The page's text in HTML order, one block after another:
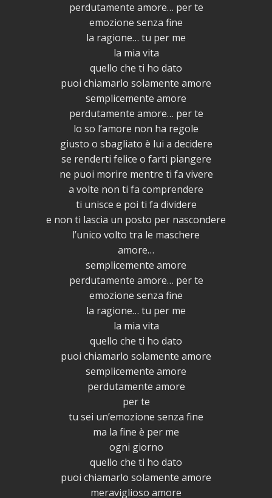
perdutamente amore… per te
emozione senza fine
la ragione… tu per me
la mia vita
quello che ti ho dato
puoi chiamarlo solamente amore
semplicemente amore
perdutamente amore… per te
lo so l’amore non ha regole
giusto o sbagliato è lui a decidere
se renderti felice o farti piangere
ne puoi morire mentre ti fa vivere
a volte non ti fa comprendere
ti unisce e poi ti fa dividere
e non ti lascia un posto per nascondere
l’unico volto tra le maschere
amore…
semplicemente amore
perdutamente amore… per te
emozione senza fine
la ragione… tu per me
la mia vita
quello che ti ho dato
puoi chiamarlo solamente amore
semplicemente amore
perdutamente amore
per te
tu sei un’emozione senza fine
ma la fine è per me
ogni giorno
quello che ti ho dato
puoi chiamarlo solamente amore
meraviglioso amore